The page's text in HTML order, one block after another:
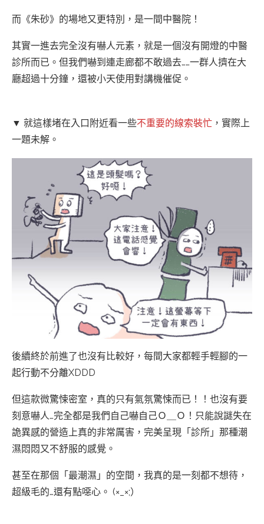
而《朱砂》的場地又更特別，是一間中醫院！
其實一進去完全沒有嚇人元素，就是一個沒有開燈的中醫
診所而已。但我們嚇到連走廊都不敢過去……一群人擠在大
廳超過十分鐘，還被小天使用對講機催促。
▼ 就這樣堵在入口附近看一些不重要的線索裝忙 ，實際上
一題未解。
後續終於前進了也沒有比較好，每間大家都輕手輕腳的一
起行動不分離XDDD
但這款微驚悚密室，真的只有氣氛驚悚而已！！也沒有要
刻意嚇人…完全都是我們自己嚇自己Ｏ＿Ｏ！只能說謎失在
詭異感的營造上真的非常厲害，完美呈現「診所」那種潮
濕悶悶又不舒服的感覺。
甚至在那個「最潮濕」的空間，我真的是一刻都不想待，
超級毛的…還有點噁心。 (×_×;）